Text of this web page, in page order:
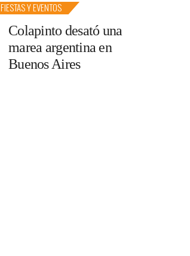
FIESTAS Y EVENTOS
Colapinto desató una
marea argentina en
Buenos Aires